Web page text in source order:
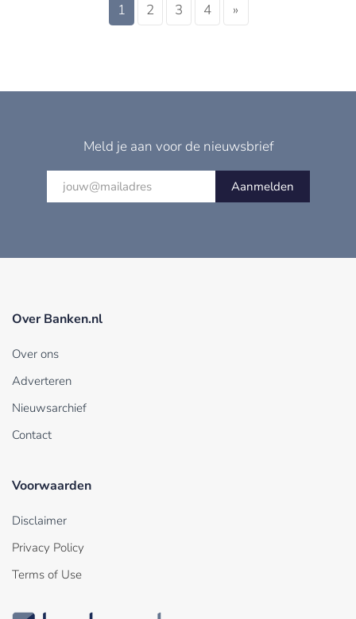
1 2 3 4 »
Meld je aan voor de nieuwsbrief
Aanmelden
Over Banken.nl
Over ons
Adverteren
Nieuwsarchief
Contact
Voorwaarden
Disclaimer
Privacy Policy
Terms of Use